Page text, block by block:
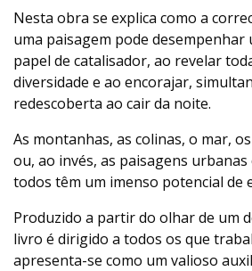
Nesta obra se explica como a
uma paisagem pode desempenhar
papel de catalisador, ao revelar
diversidade e ao encorajar,
redescoberta ao cair da noite.
As montanhas, as colinas, o mar,
ou, ao invés, as paisagens
todos têm um imenso potencial de
Produzido a partir do olhar de um
livro é dirigido a todos os que
apresenta-se como um valioso